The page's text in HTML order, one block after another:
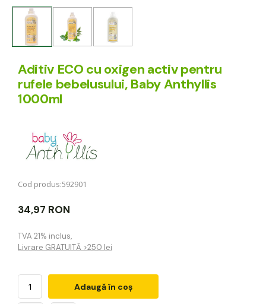
Aditiv ECO cu oxigen activ pentru
rufele bebelusului, Baby Anthyllis
1000ml
Cod produs:592901
34,97 RON
TVA 21% inclus,
Livrare GRATUITĂ >250 lei
Adaugă în coș